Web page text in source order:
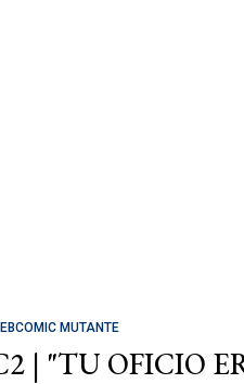
MUTANTE
| "TU OFICIO